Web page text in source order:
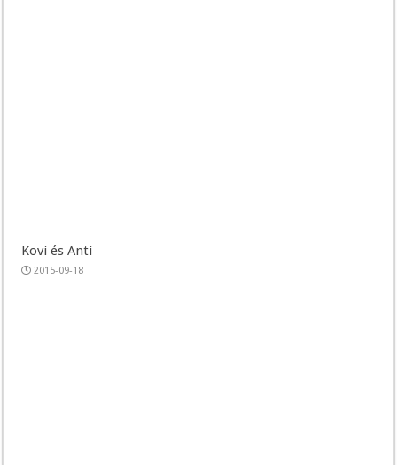
Kovi és Anti
2015-09-18